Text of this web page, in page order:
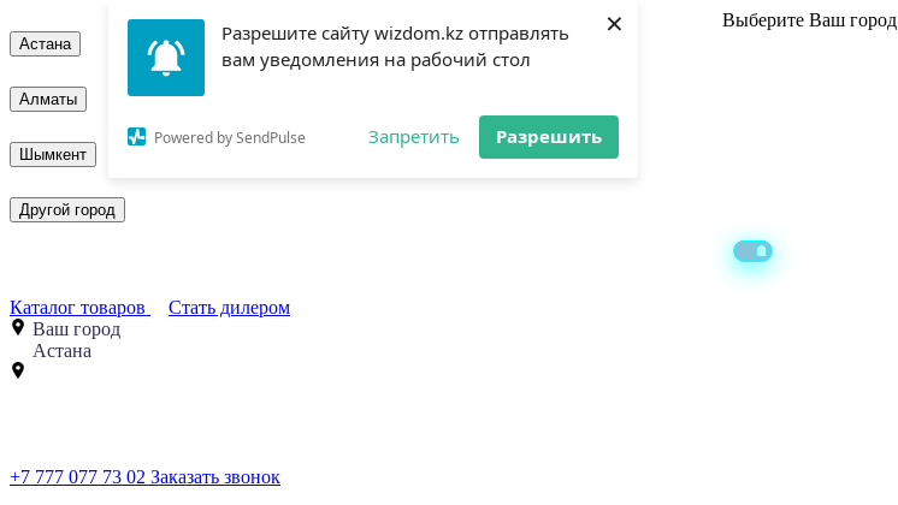
Разрешите сайту wizdom.kz отправлять
вам уведомления на рабочий стол
Powered by SendPulse Запретить Разрешить
× Выберите Ваш город
Астана
Алматы
Шымкент
Другой город
Каталог товаров
Стать дилером
Ваш город
Астана
+7 777 077 73 02 Заказать звонок